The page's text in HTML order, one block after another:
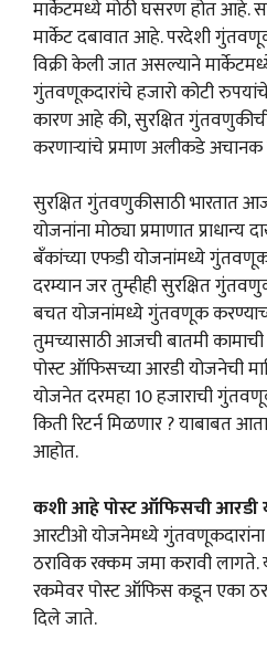
मार्केटमध्ये मोठी घसरण होत आहे.
मार्केट दबावात आहे. परदेशी
विक्री केली जात असल्याने
गुंतवणूकदारांचे हजारो कोटी
कारण आहे की, सुरक्षित
करणाऱ्यांचे प्रमाण अलीकडे
सुरक्षित गुंतवणुकीसाठी भारतात
योजनांना मोठ्या प्रमाणात
बँकांच्या एफडी योजनांमध्ये
दरम्यान जर तुम्हीही सुरक्षित
बचत योजनांमध्ये गुंतवणूक
तुमच्यासाठी आजची बातमी
पोस्ट ऑफिसच्या आरडी योजनेची
योजनेत दरमहा 10 हजाराची
किती रिटर्न मिळणार ? याबाबत
आहोत.
कशी आहे पोस्ट ऑफिसची आरडी
आरटीओ योजनेमध्ये गुंतवणूकदारांना
ठराविक रक्कम जमा करावी
रकमेवर पोस्ट ऑफिस कडून एका
दिले जाते.